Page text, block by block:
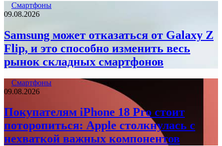
Смартфоны
09.08.2026
Samsung может отказаться от Galaxy Z
Flip, и это способно изменить весь
рынок складных смартфонов
Смартфоны
09.08.2026
Покупателям iPhone 18 Pro стоит
поторопиться: Apple столкнулась с
нехваткой важных компонентов